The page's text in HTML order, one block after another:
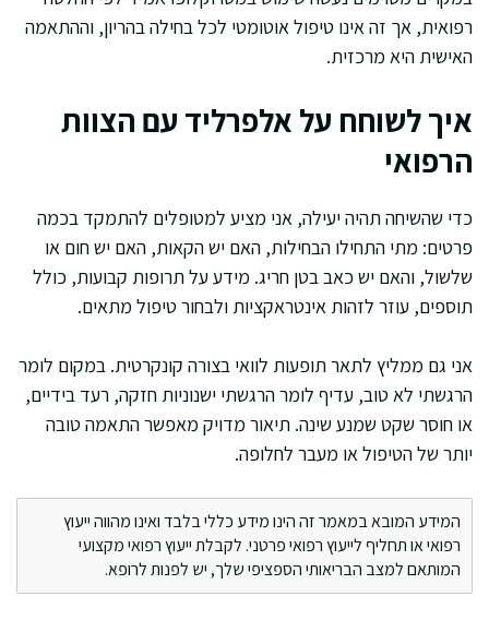
רפואית, אך זה אינו טיפול אוטומטי לכל בחילה בהריון, וההתאמה
האישית היא מרכזית.
איך לשוחח על אלפרליד עם הצוות
הרפואי
כדי שהשיחה תהיה יעילה, אני מציע למטופלים להתמקד בכמה
פרטים: מתי התחילו הבחילות, האם יש הקאות, האם יש חום או
שלשול, והאם יש כאב בטן חריג. מידע על תרופות קבועות, כולל
תוספים, עוזר לזהות אינטראקציות ולבחור טיפול מתאים.
אני גם ממליץ לתאר תופעות לוואי בצורה קונקרטית. במקום לומר
הרגשתי לא טוב, עדיף לומר הרגשתי ישנוניות חזקה, רעד בידיים,
או חוסר שקט שמנע שינה. תיאור מדויק מאפשר התאמה טובה
יותר של הטיפול או מעבר לחלופה.
המידע המובא במאמר זה הינו מידע כללי בלבד ואינו מהווה ייעוץ
רפואי או תחליף לייעוץ רפואי פרטני. לקבלת ייעוץ רפואי מקצועי
המותאם למצב הבריאותי הספציפי שלך, יש לפנות לרופא.